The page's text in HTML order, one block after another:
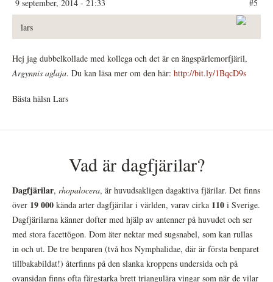
9 september, 2014 - 21:33 #5
lars
Hej jag dubbelkollade med kollega och det är en ängspärlemorfjäril,
Argynnis aglaja. Du kan läsa mer om den här: http://bit.ly/1BqcD9s
Bästa hälsn Lars
Vad är dagfjärilar?
Dagfjärilar, rhopalocera, är huvudsakligen dagaktiva fjärilar. Det finns
över 19 000 kända arter dagfjärilar i världen, varav cirka 110 i Sverige.
Dagfjärilarna känner dofter med hjälp av antenner på huvudet och ser
med stora facettögon. Dom äter nektar med sugsnabel, som kan rullas
in och ut. De tre benparen (två hos Nymphalidae, där är första benparet
tillbakabildat!) återfinns på den slanka kroppens undersida och på
ovansidan finns ofta färgstarka brett triangulära vingar som när de vilar